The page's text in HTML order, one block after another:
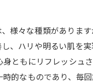
様々な種類がありま
、ハリや明るい肌を
ともにリフレッシュ
的なものであり、毎